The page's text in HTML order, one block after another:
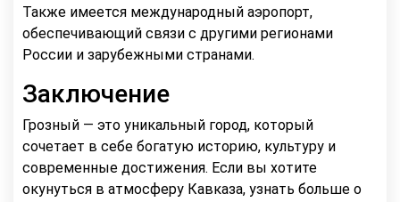
Также имеется международный аэропорт,
обеспечивающий связи с другими регионами
России и зарубежными странами.
Заключение
Грозный — это уникальный город, который
сочетает в себе богатую историю, культуру и
современные достижения. Если вы хотите
окунуться в атмосферу Кавказа, узнать больше о